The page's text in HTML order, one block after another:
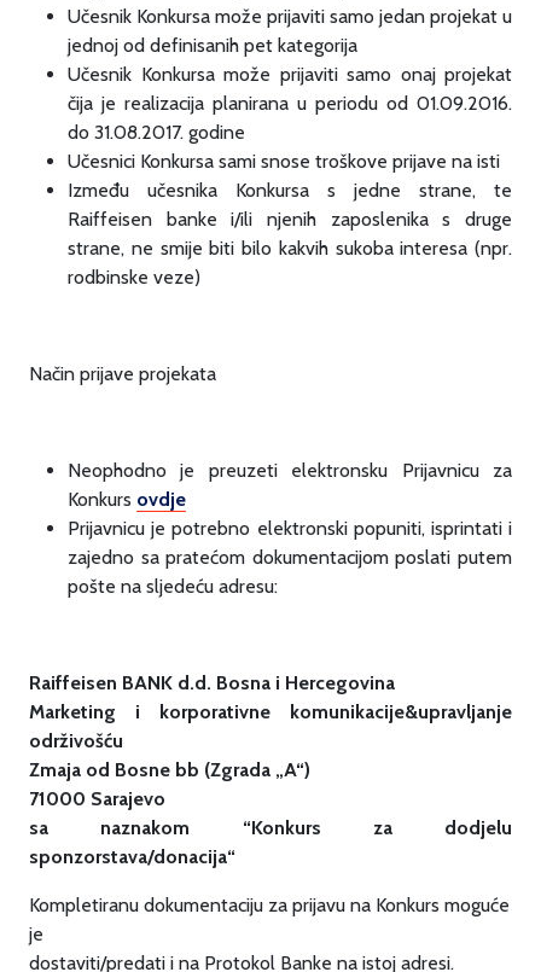
Učesnik Konkursa može prijaviti samo jedan projekat u
jednoj od definisanih pet kategorija
Učesnik Konkursa može prijaviti samo onaj projekat
čija je realizacija planirana u periodu od 01.09.2016.
do 31.08.2017. godine
Učesnici Konkursa sami snose troškove prijave na isti
Između učesnika Konkursa s jedne strane, te
Raiffeisen banke i/ili njenih zaposlenika s druge
strane, ne smije biti bilo kakvih sukoba interesa (npr.
rodbinske veze)
Način prijave projekata
Neophodno je preuzeti elektronsku Prijavnicu za
Konkurs ovdje
Prijavnicu je potrebno elektronski popuniti, isprintati i
zajedno sa pratećom dokumentacijom poslati putem
pošte na sljedeću adresu:
Raiffeisen BANK d.d. Bosna i Hercegovina
Marketing i korporativne komunikacije&upravljanje
održivošću
Zmaja od Bosne bb (Zgrada „A“)
71000 Sarajevo
sa naznakom “Konkurs za dodjelu
sponzorstava/donacija“
Kompletiranu dokumentaciju za prijavu na Konkurs moguće
je
dostaviti/predati i na Protokol Banke na istoj adresi.